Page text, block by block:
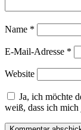
Name *
E-Mail-Adresse *
Website
Ja, ich möchte
weiß, dass ich